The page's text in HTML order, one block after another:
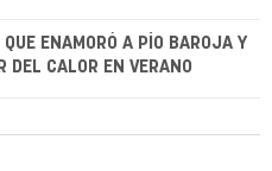
QUE ENAMORÓ A PÍO BAROJA Y
DEL CALOR EN VERANO